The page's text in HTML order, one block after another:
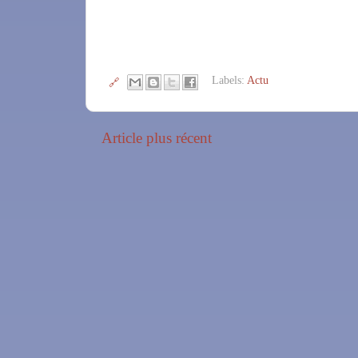
🔗 Labels: Actu
Article plus récent